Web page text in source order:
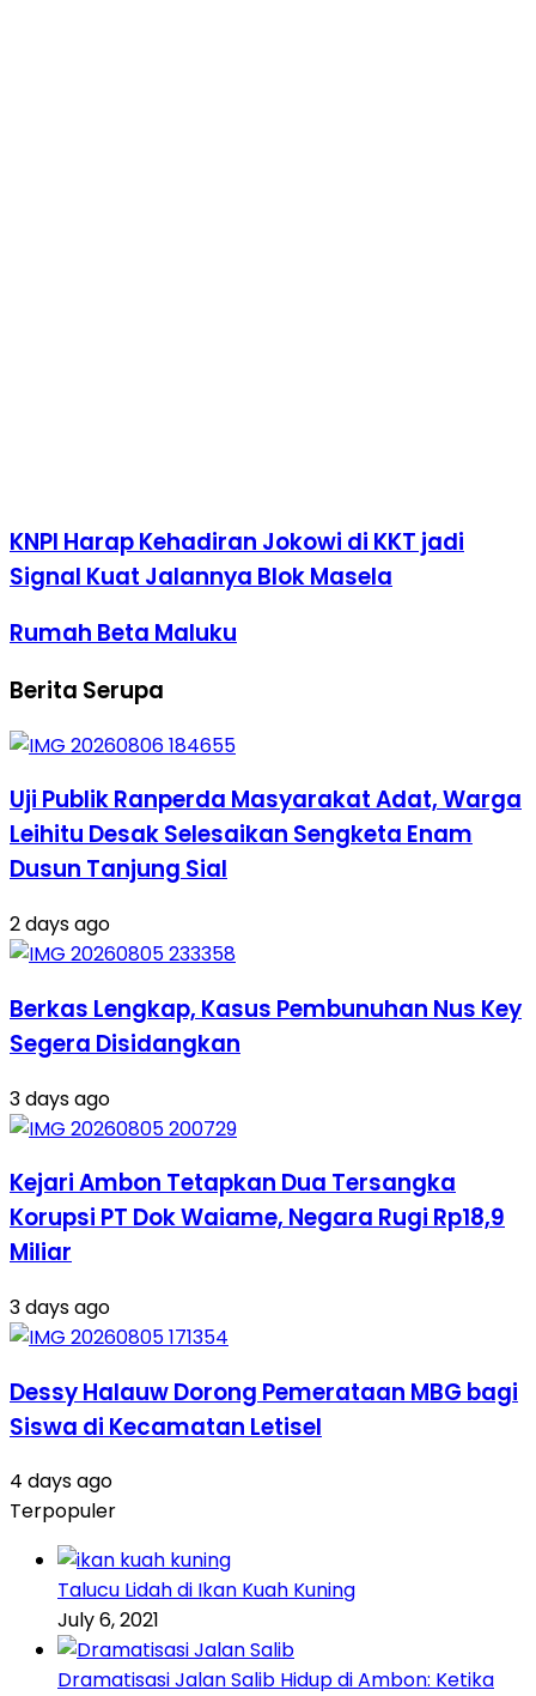
KNPI Harap Kehadiran Jokowi di KKT jadi
Signal Kuat Jalannya Blok Masela
Rumah Beta Maluku
Berita Serupa
Uji Publik Ranperda Masyarakat Adat, Warga
Leihitu Desak Selesaikan Sengketa Enam
Dusun Tanjung Sial
2 days ago
Berkas Lengkap, Kasus Pembunuhan Nus Key
Segera Disidangkan
3 days ago
Kejari Ambon Tetapkan Dua Tersangka
Korupsi PT Dok Waiame, Negara Rugi Rp18,9
Miliar
3 days ago
Dessy Halauw Dorong Pemerataan MBG bagi
Siswa di Kecamatan Letisel
4 days ago
Terpopuler
Talucu Lidah di Ikan Kuah Kuning
July 6, 2021
Dramatisasi Jalan Salib Hidup di Ambon: Ketika